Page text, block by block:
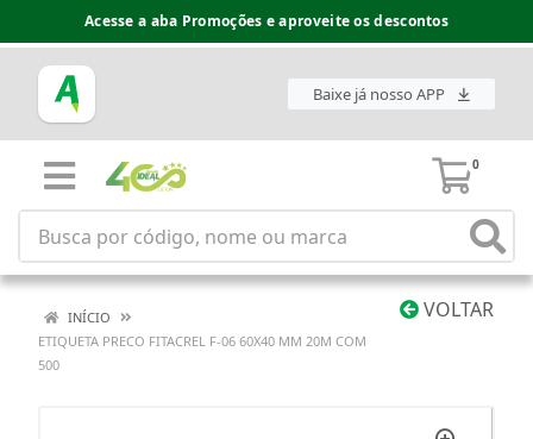
Acesse a aba Promoções e aproveite os descontos
Baixe já nosso APP
0
VOLTAR
INÍCIO
ETIQUETA PRECO FITACREL F-06 60X40 MM 20M COM
500